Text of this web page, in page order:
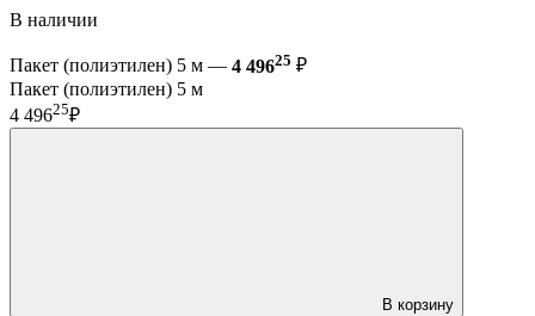
В наличии
Пакет (полиэтилен) 5 м — 4 49625 ₽
Пакет (полиэтилен) 5 м
4 49625₽
В корзину